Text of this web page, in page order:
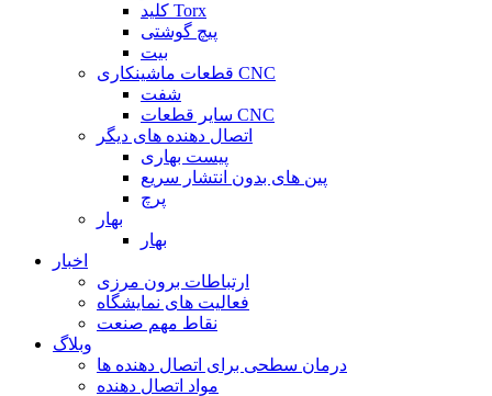
کلید Torx
پیچ گوشتی
بیت
قطعات ماشینکاری CNC
شفت
سایر قطعات CNC
اتصال دهنده های دیگر
پیست بهاری
پین های بدون انتشار سریع
پرچ
بهار
بهار
اخبار
ارتباطات برون مرزی
فعالیت های نمایشگاه
نقاط مهم صنعت
وبلاگ
درمان سطحی برای اتصال دهنده ها
مواد اتصال دهنده